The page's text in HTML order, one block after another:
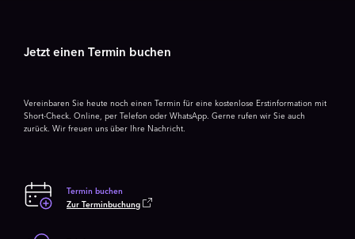
Jetzt einen Termin buchen
Vereinbaren Sie heute noch einen Termin für eine kostenlose Erstinformation mit
Short-Check. Online, per Telefon oder WhatsApp. Gerne rufen wir Sie auch
zurück. Wir freuen uns über Ihre Nachricht.
Termin buchen
Zur Terminbuchung